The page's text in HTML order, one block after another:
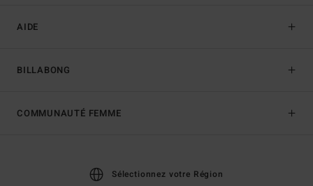
AIDE
BILLABONG
COMMUNAUTÉ FEMME
Sélectionnez votre Région